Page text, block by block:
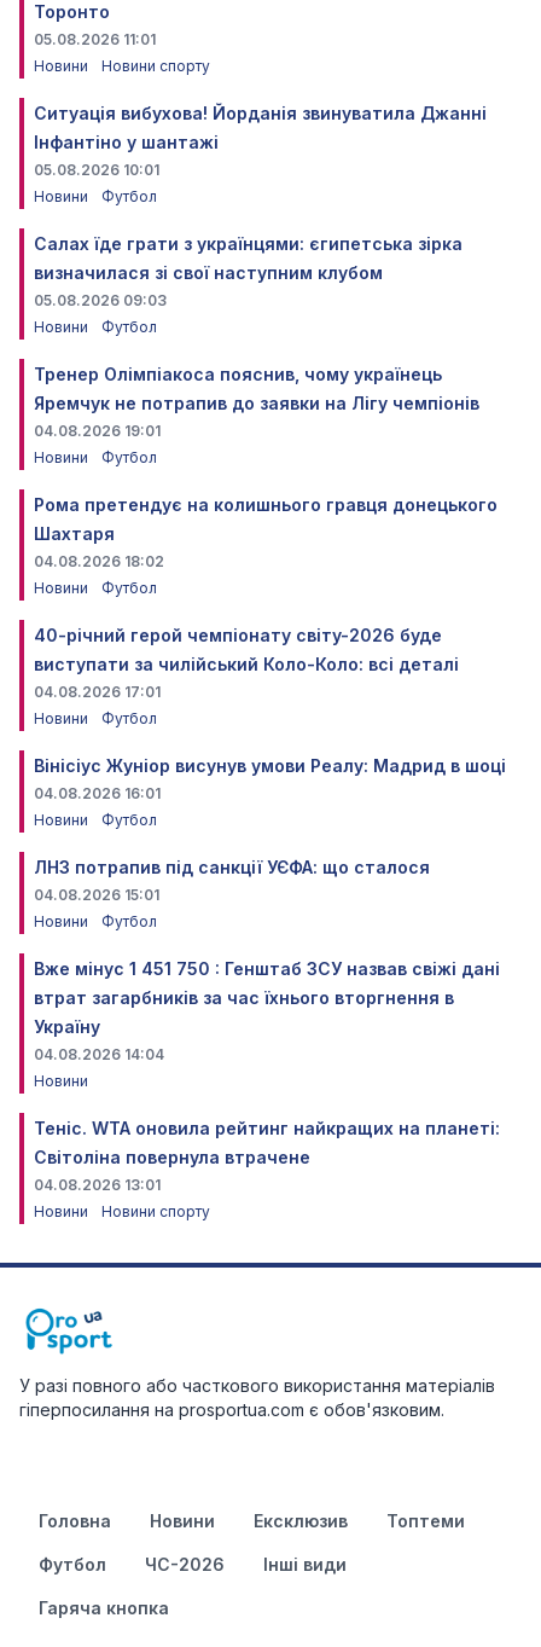
Торонто
05.08.2026 11:01
Новини
Новини спорту
Ситуація вибухова! Йорданія звинуватила Джанні
Інфантіно у шантажі
05.08.2026 10:01
Новини
Футбол
Салах їде грати з українцями: єгипетська зірка
визначилася зі свої наступним клубом
05.08.2026 09:03
Новини
Футбол
Тренер Олімпіакоса пояснив, чому українець
Яремчук не потрапив до заявки на Лігу чемпіонів
04.08.2026 19:01
Новини
Футбол
Рома претендує на колишнього гравця донецького
Шахтаря
04.08.2026 18:02
Новини
Футбол
40-річний герой чемпіонату світу-2026 буде
виступати за чилійський Коло-Коло: всі деталі
04.08.2026 17:01
Новини
Футбол
Вінісіус Жуніор висунув умови Реалу: Мадрид в шоці
04.08.2026 16:01
Новини
Футбол
ЛНЗ потрапив під санкції УЄФА: що сталося
04.08.2026 15:01
Новини
Футбол
Вже мінус 1 451 750 : Генштаб ЗСУ назвав свіжі дані
втрат загарбників за час їхнього вторгнення в
Україну
04.08.2026 14:04
Новини
Теніс. WTA оновила рейтинг найкращих на планеті:
Світоліна повернула втрачене
04.08.2026 13:01
Новини
Новини спорту
У разі повного або часткового використання матеріалів
гіперпосилання на prosportua.com є обов'язковим.
Головна Новини Ексклюзив Топтеми
Футбол ЧС-2026 Інші види
Гаряча кнопка